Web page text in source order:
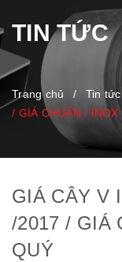
TIN TỨC
Trang chủ / Tin tức
/ GIÁ CHUẨN / INOX
GIÁ CÂY V
/2017 / GIÁ
QUÝ